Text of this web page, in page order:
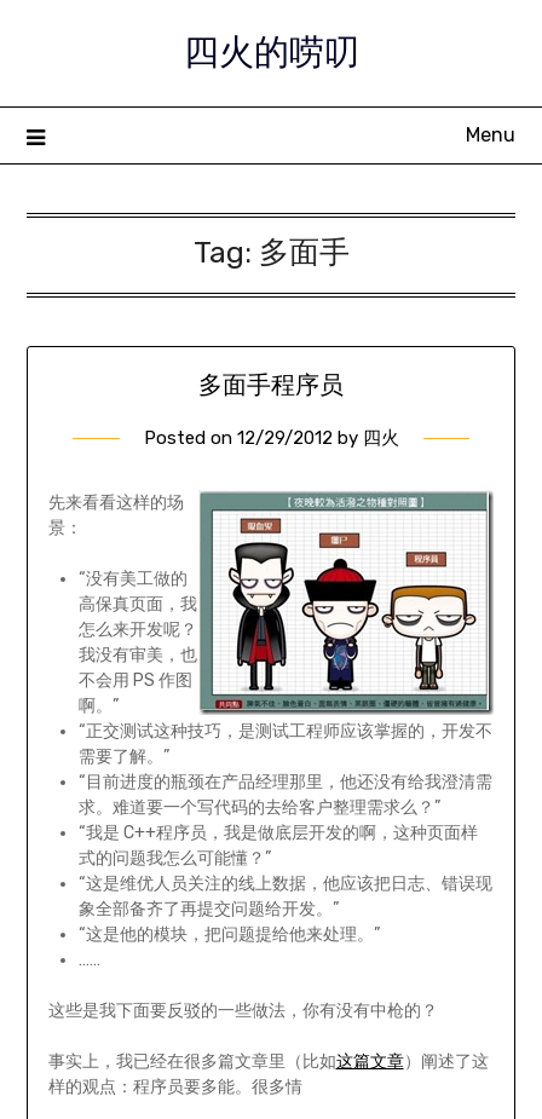
四火的唠叨
Menu
Tag: 多面手
多面手程序员
Posted on 12/29/2012 by 四火
先来看看这样的场
景：
“没有美工做的
高保真页面，我
怎么来开发呢？
我没有审美，也
不会用 PS 作图
啊。”
“正交测试这种技巧，是测试工程师应该掌握的，开发不
需要了解。”
“目前进度的瓶颈在产品经理那里，他还没有给我澄清需
求。难道要一个写代码的去给客户整理需求么？”
“我是 C++程序员，我是做底层开发的啊，这种页面样
式的问题我怎么可能懂？”
“这是维优人员关注的线上数据，他应该把日志、错误现
象全部备齐了再提交问题给开发。”
“这是他的模块，把问题提给他来处理。”
……
这些是我下面要反驳的一些做法，你有没有中枪的？
事实上，我已经在很多篇文章里（比如这篇文章）阐述了这
样的观点：程序员要多能。很多情